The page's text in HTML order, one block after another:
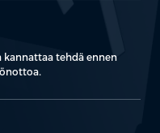
tehdä ennen